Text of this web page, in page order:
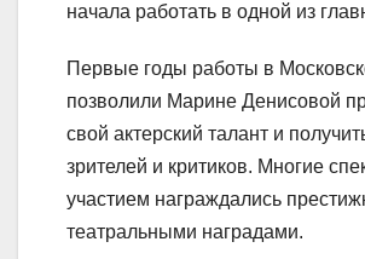
начала работать в одной из
Первые годы работы в
позволили Марине Денисовой
свой актерский талант и
зрителей и критиков. Многие
участием награждались
театральными наградами.